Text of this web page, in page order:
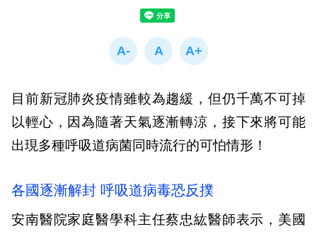
目前新冠肺炎疫情雖較為趨緩，但仍千萬不可掉
以輕心，因為隨著天氣逐漸轉涼，接下來將可能
出現多種呼吸道病菌同時流行的可怕情形！
各國逐漸解封 呼吸道病毒恐反撲
安南醫院家庭醫學科主任蔡忠紘醫師表示，美國